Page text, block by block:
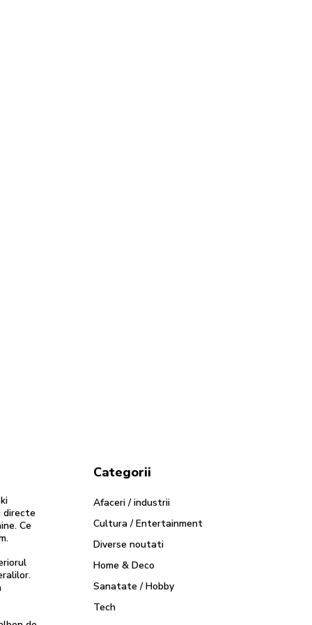
directe
Ce
Categorii
Afaceri / industrii
Cultura / Entertainment
Diverse noutati
Home & Deco
Sanatate / Hobby
Tech